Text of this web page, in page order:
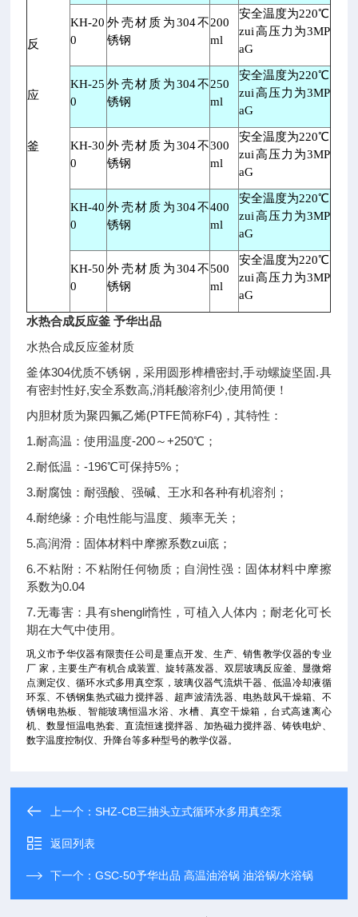
反
应
釜
KH-20
0
外壳材质为304不
锈钢
200
ml
安全温度为220℃
zui高压力为3MP
aG
KH-25
0
外壳材质为304不
锈钢
250
ml
安全温度为220℃
zui高压力为3MP
aG
KH-30
0
外壳材质为304不
锈钢
300
ml
安全温度为220℃
zui高压力为3MP
aG
KH-40
0
外壳材质为304不
锈钢
400
ml
安全温度为220℃
zui高压力为3MP
aG
KH-50
0
外壳材质为304不
锈钢
500
ml
安全温度为220℃
zui高压力为3MP
aG
水热合成反应釜 予华出品
水热合成反应釜材质
釜体304优质不锈钢，采用圆形榫槽密封,手动螺旋坚固.具
有密封性好,安全系数高,消耗酸溶剂少,使用简便！
内胆材质为聚四氟乙烯(PTFE简称F4)，其特性：
1.耐高温：使用温度-200～+250℃；
2.耐低温：-196℃可保持5%；
3.耐腐蚀：耐强酸、强碱、王水和各种有机溶剂；
4.耐绝缘：介电性能与温度、频率无关；
5.高润滑：固体材料中摩擦系数zui底；
6.不粘附：不粘附任何物质；自润性强：固体材料中摩擦
系数为0.04
7.无毒害：具有shengli惰性，可植入人体内；耐老化可长
期在大气中使用。
巩义市予华仪器有限责任公司是重点开发、生产、销售教学仪器的专业
厂 家，主要生产有机合成装置、旋转蒸发器、双层玻璃反应釜、显微熔
点测定仪、循环水式多用真空泵，玻璃仪器气流烘干器、低温冷却液循
环泵、不锈钢集热式磁力搅拌器、超声波清洗器、电热鼓风干燥箱、不
锈钢电热板、智能玻璃恒温水浴、水槽、真空干燥箱，台式高速离心
机、数显恒温电热套、直流恒速搅拌器、加热磁力搅拌器、铸铁电炉、
数字温度控制仪、升降台等多种型号的教学仪器。
上一个：SHZ-CB三抽头立式循环水多用真空泵
返回列表
下一个：GSC-50予华出品 高温油浴锅 油浴锅/水浴锅